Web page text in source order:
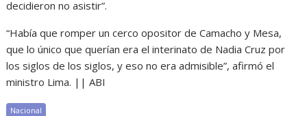
decidieron no asistir”.
“Había que romper un cerco opositor de Camacho y Mesa,
que lo único que querían era el interinato de Nadia Cruz por
los siglos de los siglos, y eso no era admisible”, afirmó el
ministro Lima. || ABI
Nacional